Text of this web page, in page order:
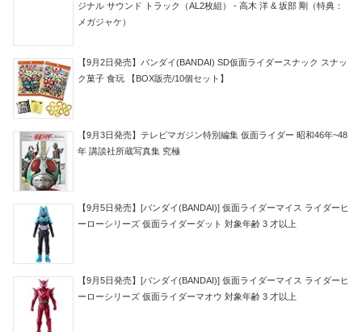
ジナル サウンド トラック（AL2枚組） - 高木 洋 & 坂部 剛（特典：
メガジャケ）
【9月2日発売】バンダイ(BANDAI) SD仮面ライダースナック スナッ
ク菓子 食玩 【BOX販売/10個セット】
【9月3日発売】テレビマガジン特別編集 仮面ライダー 昭和46年~48
年 講談社所蔵写真集 究極
【9月5日発売】[バンダイ(BANDAI)] 仮面ライダーマイス ライダーヒ
ーローシリーズ 仮面ライダーダット 対象年齢 3 才以上
【9月5日発売】[バンダイ(BANDAI)] 仮面ライダーマイス ライダーヒ
ーローシリーズ 仮面ライダーマオウ 対象年齢 3 才以上